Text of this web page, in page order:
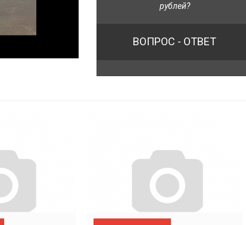
рублей?
ВОПРОС - ОТВЕТ